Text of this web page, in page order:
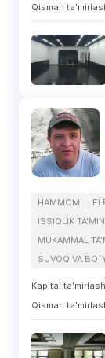
Qisman
HAMMOM
ISSIQLIK
MUKAMMAL
SUVOQ VA
Kapital ta'mirlash
Qisman